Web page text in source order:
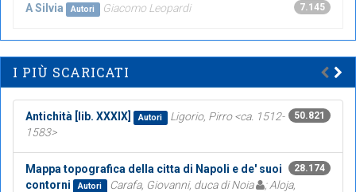
7.145
A Silvia Autori Giacomo Leopardi
I PIÙ SCARICATI
50.821
Antichità [lib. XXXIX] Autori
Ligorio, Pirro <ca. 1512-
1583>
28.174
Mappa topografica della citta di Napoli e de' suoi
contorni
Autori Carafa, Giovanni, duca di Noia
; Aloja,